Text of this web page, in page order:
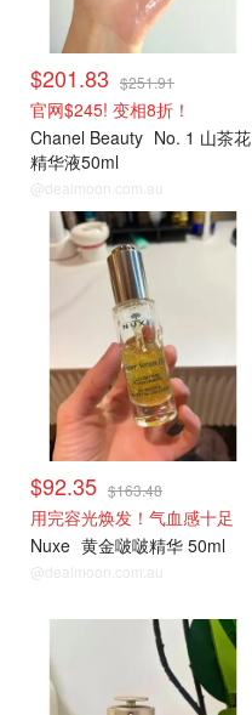
$201.83 $251.91
官网$245! 变相8折！
Chanel Beauty No. 1 山茶花
精华液50ml
@dealmoon.com.au
$92.35 $163.48
用完容光焕发！气血感十足
Nuxe 黄金啵啵精华 50ml
@dealmoon.com.au